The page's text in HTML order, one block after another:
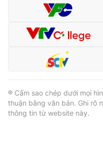
® Cấm sao chép dưới mọi
thuận bằng văn bản. Ghi rõ
thông tin từ website này.